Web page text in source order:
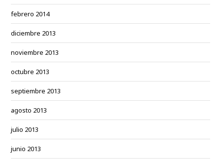
febrero 2014
diciembre 2013
noviembre 2013
octubre 2013
septiembre 2013
agosto 2013
julio 2013
junio 2013